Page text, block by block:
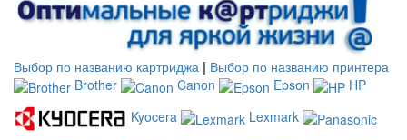
Выбор по названию картриджа | Выбор по названию принтера
Brother
Canon Epson
HP
Kyocera
Lexmark